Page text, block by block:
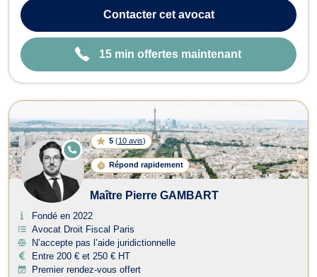
commercial et le droit du sport. Grâce à une expérience riche et un
accom...
Contactercet avocat
15 min offertes maintenant
5 (10 avis)
Répond rapidement
E
N
G
E
Maître Pierre GAMBART
Fondé en 2022
Avocat Droit Fiscal Paris
N’accepte pas l’aide juridictionnelle
Entre 200 € et 250 € HT
Premier rendez-vous offert